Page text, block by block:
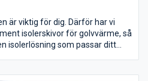
är viktig för dig. Därför har vi
isolerskivor för golvvärme, så
isolerlösning som passar ditt